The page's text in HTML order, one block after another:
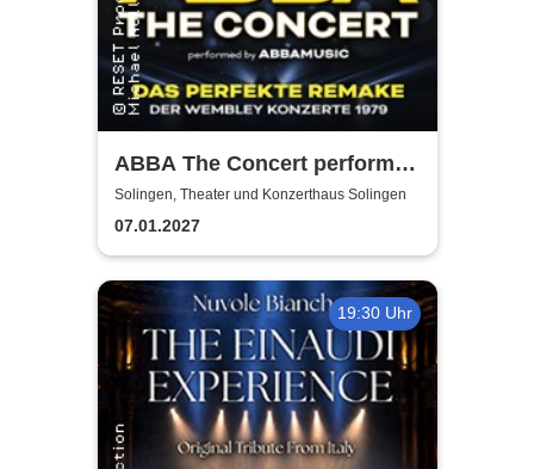
ABBA The Concert performed
by ABBAMUSIC
Solingen, Theater und Konzerthaus Solingen
07.01.2027
19:30 Uhr